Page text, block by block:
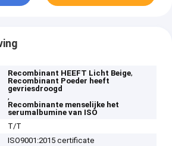
Recombinant HEEFT Licht Beige,
Recombinant Poeder heeft
gevriesdroogd
,
Recombinante menselijke het
serumalbumine van ISO
T/T
ISO9001:2015 certificate